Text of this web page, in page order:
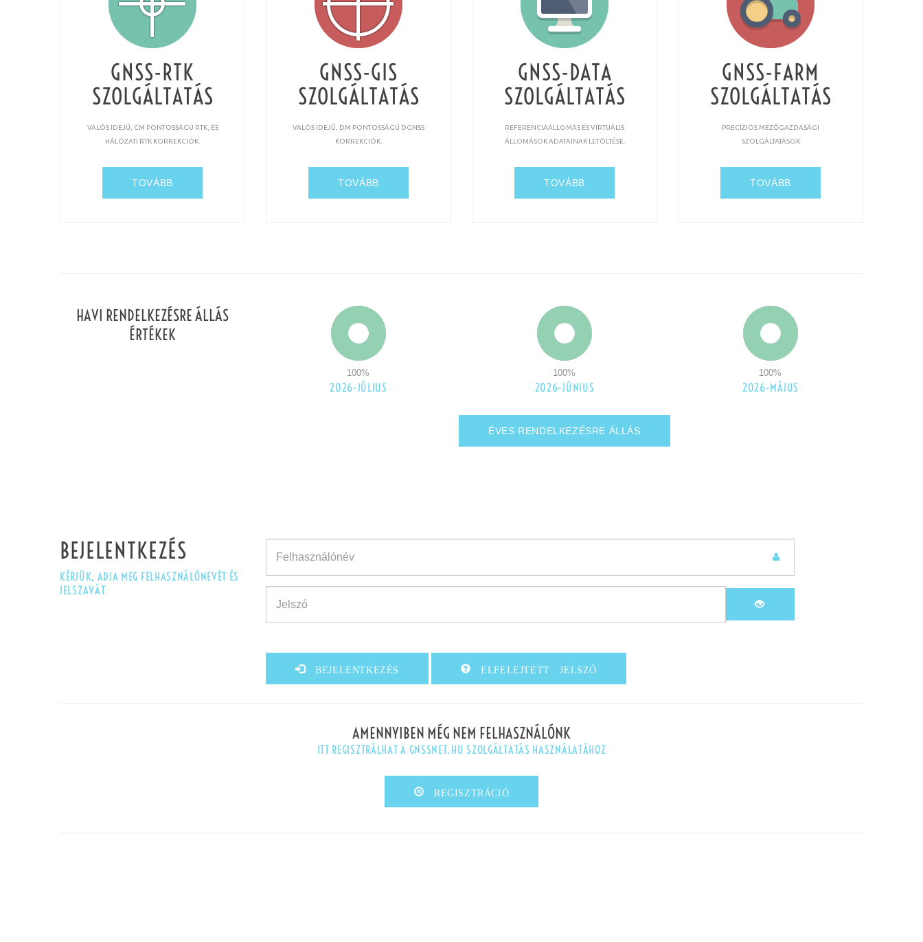
GNSS-RTK
SZOLGÁLTATÁS
VALÓS IDEJŰ, CM PONTOSSÁGÚ RTK, ÉS
HÁLÓZATI RTK KORREKCIÓK.
TOVÁBB
GNSS-GIS
SZOLGÁLTATÁS
VALÓS IDEJŰ, DM PONTOSSÁGÚ DGNSS
KORREKCIÓK.
TOVÁBB
GNSS-DATA
SZOLGÁLTATÁS
REFERENCIAÁLLOMÁS ÉS VIRTUÁLIS
ÁLLOMÁSOK ADATAINAK LETÖLTÉSE.
TOVÁBB
GNSS-FARM
SZOLGÁLTATÁS
PRECÍZIÓS MEZŐGAZDASÁGI
SZOLGÁLTATÁSOK
TOVÁBB
HAVI RENDELKEZÉSRE ÁLLÁS
ÉRTÉKEK
100%
2026-JÚLIUS
100%
2026-JÚNIUS
100%
2026-MÁJUS
ÉVES RENDELKEZÉSRE ÁLLÁS
BEJELENTKEZÉS
KÉRJÜK, ADJA MEG FELHASZNÁLÓNEVÉT ÉS
JELSZAVÁT
BEJELENTKEZÉS ELFELEJTETT JELSZÓ
AMENNYIBEN MÉG NEM FELHASZNÁLÓNK
ITT REGISZTRÁLHAT A GNSSNET.HU SZOLGÁLTATÁS HASZNÁLATÁHOZ
REGISZTRÁCIÓ